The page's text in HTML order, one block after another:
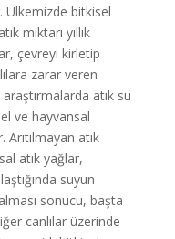
Ülkemizde bitkisel
miktarı yıllık
çevreyi kirletip
zarar veren
atık su
ve hayvansal
atık
atık yağlar,
suyun
sonucu, başta
canlılar üzerinde